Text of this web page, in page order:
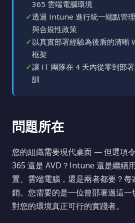
365 雲端電腦環境
✓透過 Intune 進行統一端點管
與合規性政策
✓以真實部署經驗為後盾的清晰
框架
✓讓 IT 團隊在 4 天內從零到部
訓
問題所在
您的組織需要現代桌面 — 但選項
365 還是 AVD？Intune 還是繼續
置、雲端電腦，還是兩者都要？
銷。您需要的是一位曾部署過這
對您的環境真正可行的實踐者。